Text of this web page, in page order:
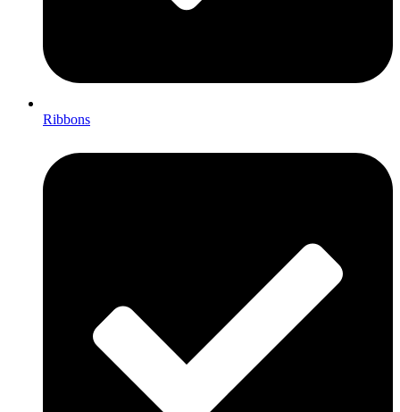
Ribbons